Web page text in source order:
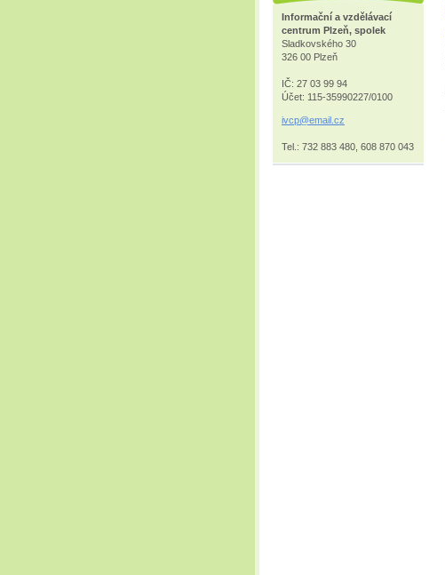
Informační a vzdělávací
centrum Plzeň, spolek
Sladkovského 30
326 00 Plzeň
IČ: 27 03 99 94
Účet: 115-35990227/0100
ivcp@email.cz
Tel.: 732 883 480, 608 870 043